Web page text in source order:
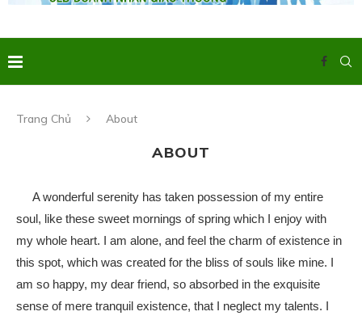
Trang Chủ About
ABOUT
A wonderful serenity has taken possession of my entire
soul, like these sweet mornings of spring which I enjoy with
my whole heart. I am alone, and feel the charm of existence in
this spot, which was created for the bliss of souls like mine. I
am so happy, my dear friend, so absorbed in the exquisite
sense of mere tranquil existence, that I neglect my talents. I